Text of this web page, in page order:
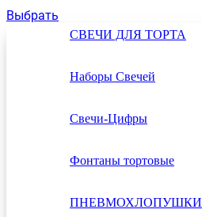
СВЕЧИ ДЛЯ ТОРТА
Наборы Свечей
Свечи-Цифры
Фонтаны тортовые
ПНЕВМОХЛОПУШКИ
Выбрать